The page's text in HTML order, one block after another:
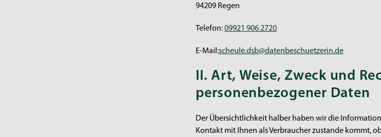
94209 Regen
Telefon:09921 906 2720
E-Mail:scheule.dsb@datenbeschuetzerin.de
II. Art, Weise, Zweck und
personenbezogener Daten
Der Übersichtlichkeit halber haben wir die
Kontakt mit Ihnen als Verbraucher zustande kommt,